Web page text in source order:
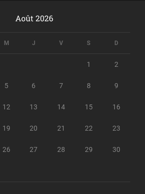
Août 2026
M J V S D
1 2
5 6 7 8 9
12 13 14 15 16
19 20 21 22 23
26 27 28 29 30